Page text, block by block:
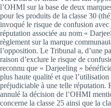
l’OHMI sur la base de deux
pour les produits de la classe 30
invoqué le risque de confusion avec
réputation associée au nom «
règlement sur la marque
l’opposition. Le Tribunal a, d’une
raison d’exclure le risque de
reconnu que « Darjeeling »
plus haute qualité et que
préjudiciable à une telle réputation.
annulé la décision de l’OHMI
concerne la classe 25 ainsi que la